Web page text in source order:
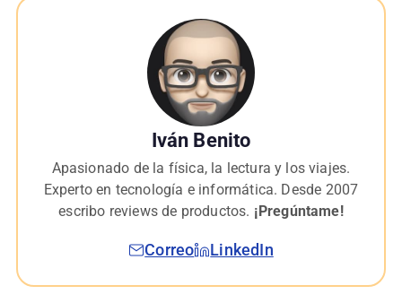
Iván Benito
Apasionado de la física, la lectura y los viajes.
Experto en tecnología e informática. Desde 2007
escribo reviews de productos. ¡Pregúntame!
Correo LinkedIn